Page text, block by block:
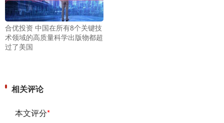
合优投资 中国在所有8个关键技
术领域的高质量科学出版物都超
过了美国
相关评论
本文评分*